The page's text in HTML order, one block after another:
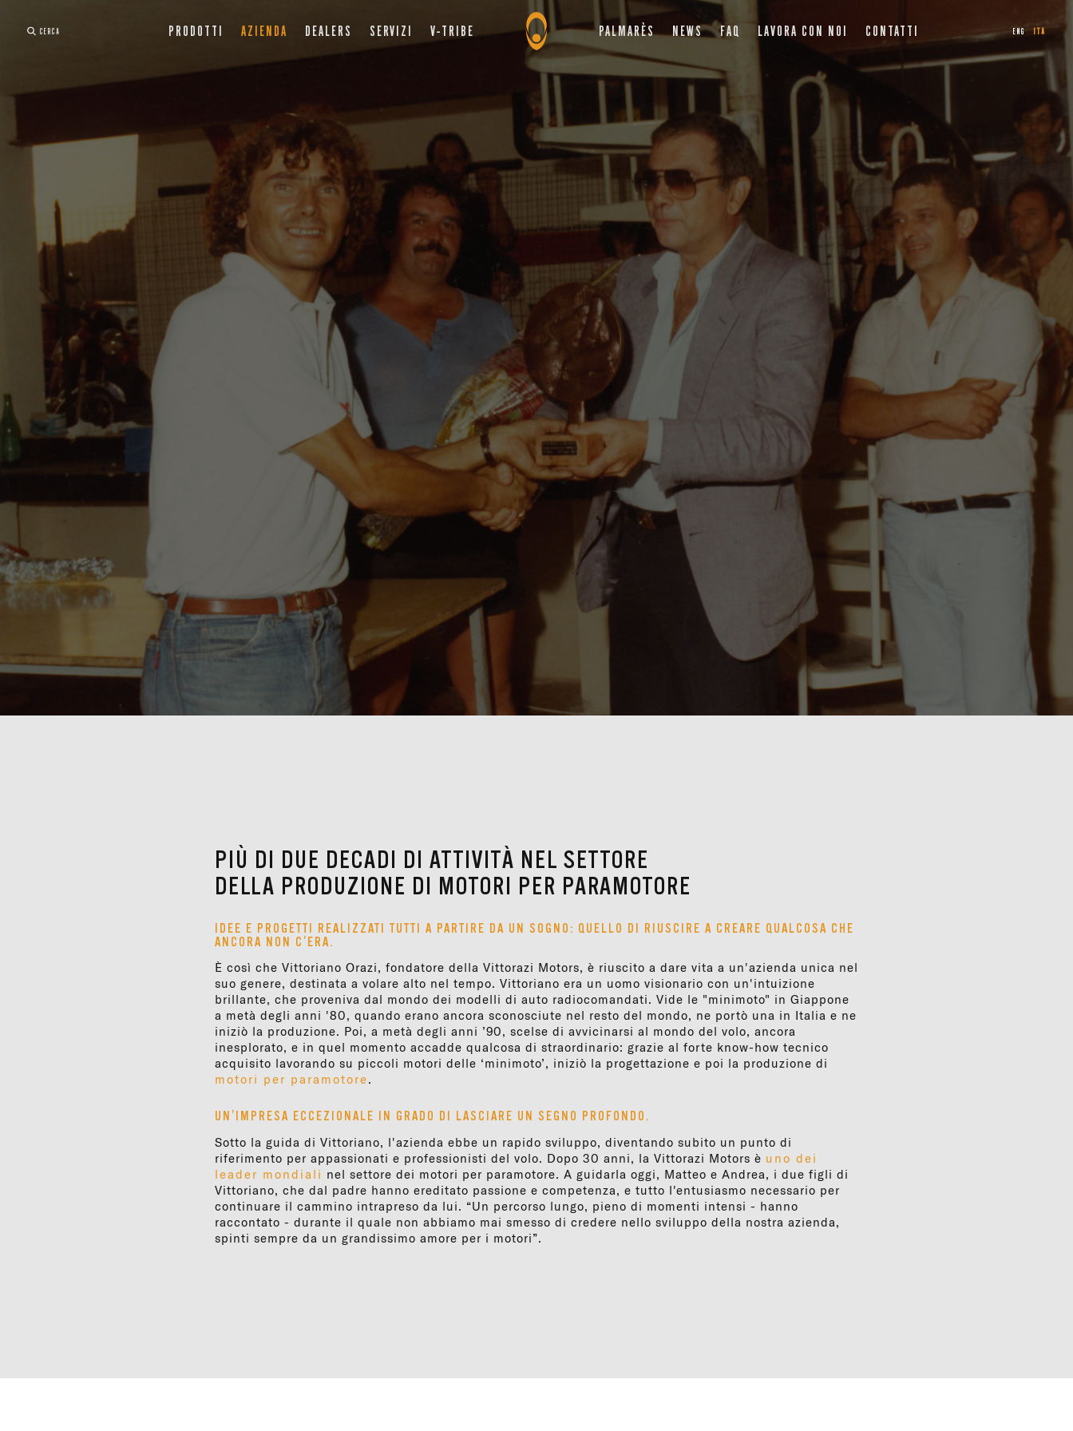
CERCA PRODOTTI AZIENDA DEALERS SERVIZI V-TRIBE PALMARÈS NEWS FAQ LAVORA CON NOI CONTATTI ENG ITA
PIÙ DI DUE DECADI DI ATTIVITÀ NEL SETTORE
DELLA PRODUZIONE DI MOTORI PER PARAMOTORE
IDEE E PROGETTI REALIZZATI TUTTI A PARTIRE DA UN SOGNO: QUELLO DI RIUSCIRE A CREARE QUALCOSA CHE
ANCORA NON C'ERA.
È così che Vittoriano Orazi, fondatore della Vittorazi Motors, è riuscito a dare vita a un'azienda unica nel
suo genere, destinata a volare alto nel tempo. Vittoriano era un uomo visionario con un'intuizione
brillante, che proveniva dal mondo dei modelli di auto radiocomandati. Vide le "minimoto" in Giappone
a metà degli anni '80, quando erano ancora sconosciute nel resto del mondo, ne portò una in Italia e ne
iniziò la produzione. Poi, a metà degli anni ’90, scelse di avvicinarsi al mondo del volo, ancora
inesplorato, e in quel momento accadde qualcosa di straordinario: grazie al forte know-how tecnico
acquisito lavorando su piccoli motori delle ‘minimoto’, iniziò la progettazione e poi la produzione di
motori per paramotore.
UN'IMPRESA ECCEZIONALE IN GRADO DI LASCIARE UN SEGNO PROFONDO.
Sotto la guida di Vittoriano, l'azienda ebbe un rapido sviluppo, diventando subito un punto di
riferimento per appassionati e professionisti del volo. Dopo 30 anni, la Vittorazi Motors è uno dei
leader mondiali nel settore dei motori per paramotore. A guidarla oggi, Matteo e Andrea, i due figli di
Vittoriano, che dal padre hanno ereditato passione e competenza, e tutto l'entusiasmo necessario per
continuare il cammino intrapreso da lui. “Un percorso lungo, pieno di momenti intensi - hanno
raccontato - durante il quale non abbiamo mai smesso di credere nello sviluppo della nostra azienda,
spinti sempre da un grandissimo amore per i motori”.